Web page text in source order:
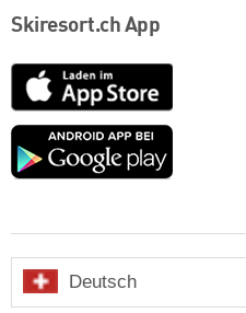
Skiresort.ch App
App
Store
Google
Deutsch